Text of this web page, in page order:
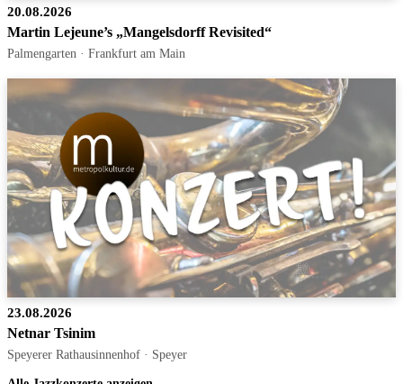
20.08.2026
Martin Lejeune’s „Mangelsdorff Revisited“
Palmengarten · Frankfurt am Main
23.08.2026
Netnar Tsinim
Speyerer Rathausinnenhof · Speyer